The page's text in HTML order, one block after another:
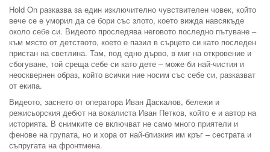
Hold On разказва за един изключително чувствителен човек, който
вече се е уморил да се бори със злото, което вижда навсякъде
около себе си. Видеото проследява неговото последно пътуване –
към място от детството, което е пазил в сърцето си като последен
пристан на светлина. Там, под едно дърво, в миг на откровение и
сбогуване, той среща себе си като дете – може би най-чистия и
неосквернен образ, който всички ние носим със себе си, разказват
от екипа.
Видеото, заснето от оператора Иван Даскалов, бележи и
режисьорския дебют на вокалиста Иван Петков, който е и автор на
историята. В снимките се включват не само много приятели и
фенове на групата, но и хора от най-близкия им кръг – сестрата и
съпругата на фронтмена.